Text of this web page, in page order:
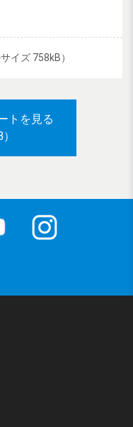
イズ 758kB）
トを見る